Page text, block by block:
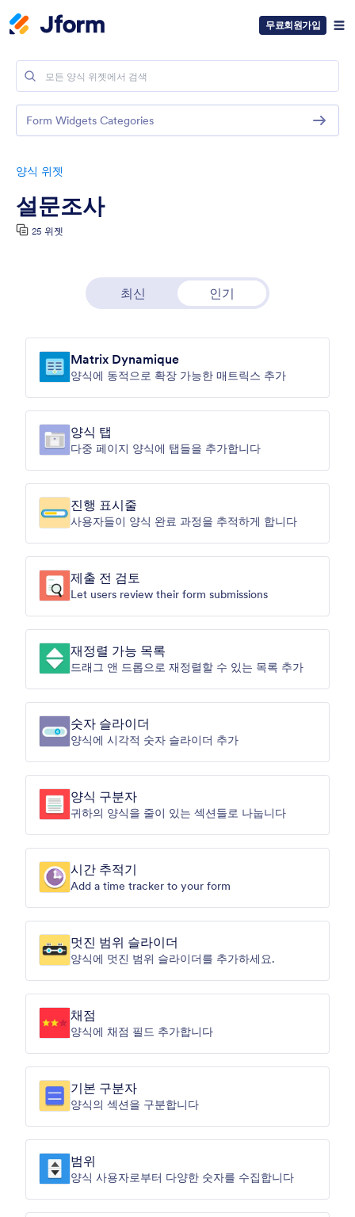
무료회원가입
양식 위젯
설문조사
25 위젯
최신 인기
Matrix Dynamique
양식에 동적으로 확장 가능한 매트릭스 추가
양식 탭
다중 페이지 양식에 탭들을 추가합니다
진행 표시줄
사용자들이 양식 완료 과정을 추적하게 합니다
제출 전 검토
Let users review their form submissions
재정렬 가능 목록
드래그 앤 드롭으로 재정렬할 수 있는 목록 추가
숫자 슬라이더
양식에 시각적 숫자 슬라이더 추가
양식 구분자
귀하의 양식을 줄이 있는 섹션들로 나눕니다
시간 추적기
Add a time tracker to your form
멋진 범위 슬라이더
양식에 멋진 범위 슬라이더를 추가하세요.
채점
양식에 채점 필드 추가합니다
기본 구분자
양식의 섹션을 구분합니다
범위
양식 사용자로부터 다양한 숫자를 수집합니다
Form Widgets Categories